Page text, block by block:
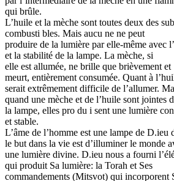
qui brûle.
L’huile et la mèche sont toutes deux des
combusti bles. Mais aucu ne ne peut
produire de la lumière par elle-même avec
et la stabilité de la lampe. La mèche, si
elle est allumée, ne brille que brièvement et
meurt, entièrement consumée. Quant à
serait extrêmement difficile de l’allumer.
quand une mèche et de l’huile sont jointes
la lampe, elles pro du i sent une lumière
et stable.
L’âme de l’homme est une lampe de D.ieu
le but dans la vie est d’illuminer le monde
une lumière divine. D.ieu nous a fourni
qui produit Sa lumière: la Torah et Ses
commandements (Mitsvot) qui incorporent